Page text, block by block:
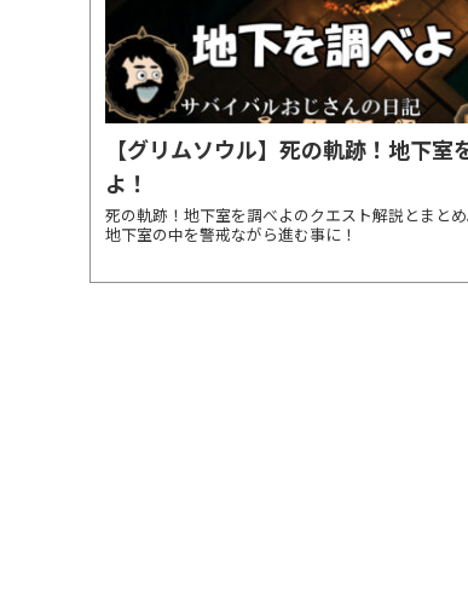
【グリムソウル】死の軌跡！地下室
よ！
死の軌跡！地下室を調べよのクエスト解説とまと
地下室の中を警戒ながら進む事に！